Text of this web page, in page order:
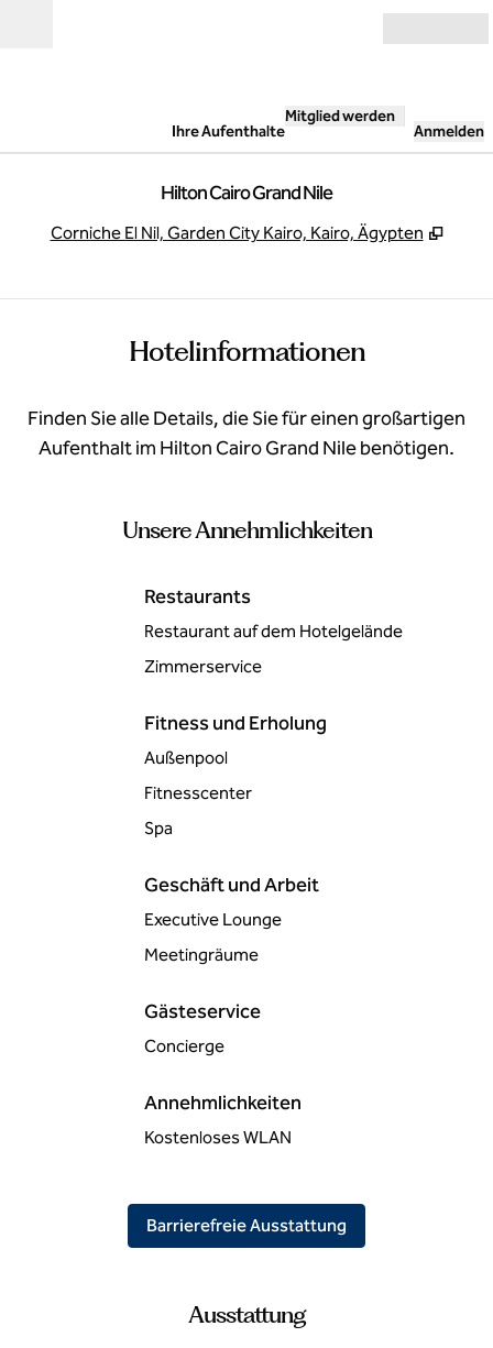
Ihre Aufenthalte
Mitglied werden
Anmelden
Hilton Cairo Grand Nile
Corniche El Nil, Garden City Kairo, Kairo, Ägypten ,
Hotelinformationen
Finden Sie alle Details, die Sie für einen großartigen
Aufenthalt im Hilton Cairo Grand Nile benötigen.
Unsere Annehmlichkeiten
Restaurants
Restaurant auf dem Hotelgelände
Zimmer­service
Fitness und Erholung
Außenpool
Fitnesscenter
Spa
Geschäft und Arbeit
Executive Lounge
Meeting­räume
Gästeservice
Concierge
Annehmlichkeiten
Kostenloses WLAN
Barrierefreie Ausstattung
Ausstattung
FAMILIEN UND KINDER